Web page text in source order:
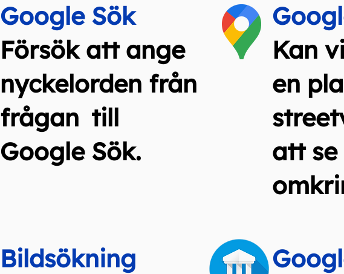
Google Sök
Försök att ange
nyckelorden från
frågan till
Google Sök.
Kan
en
att se
Bildsökning